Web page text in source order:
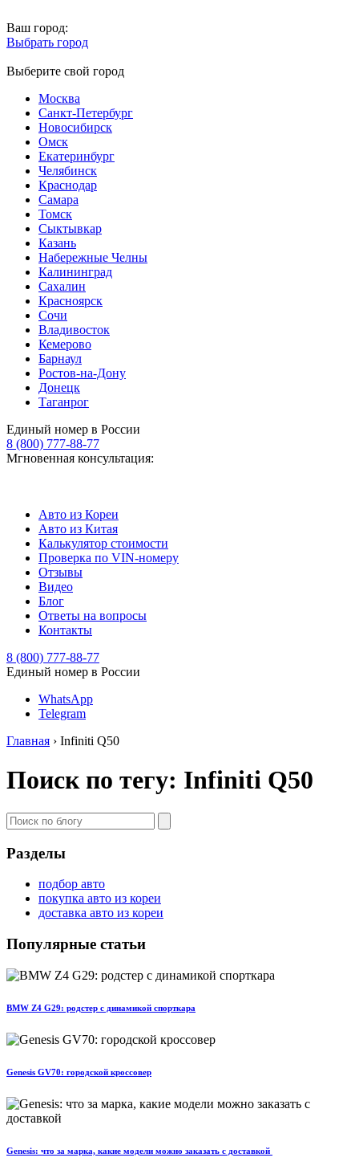
Ваш город:
Выбрать город
Выберите свой город
Москва
Санкт-Петербург
Новосибирск
Омск
Екатеринбург
Челябинск
Краснодар
Самара
Томск
Сыктывкар
Казань
Набережные Челны
Калининград
Сахалин
Красноярск
Сочи
Владивосток
Кемерово
Барнаул
Ростов-на-Дону
Донецк
Таганрог
Единый номер в России
8 (800) 777-88-77
Мгновенная консультация:
Авто из Кореи
Авто из Китая
Калькулятор стоимости
Проверка по VIN-номеру
Отзывы
Видео
Блог
Ответы на вопросы
Контакты
8 (800) 777-88-77
Единый номер в России
WhatsApp
Telegram
Главная › Infiniti Q50
Поиск по тегу: Infiniti Q50
Разделы
подбор авто
покупка авто из кореи
доставка авто из кореи
Популярные статьи
BMW Z4 G29: родстер с динамикой спорткара
Genesis GV70: городской кроссовер
Genesis: что за марка, какие модели можно заказать с доставкой